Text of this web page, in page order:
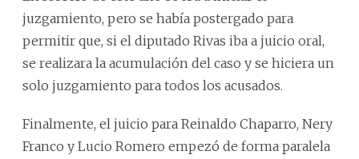
juzgamiento, pero se había postergado para
permitir que, si el diputado Rivas iba a juicio oral,
se realizara la acumulación del caso y se hiciera un
solo juzgamiento para todos los acusados.
Finalmente, el juicio para Reinaldo Chaparro, Nery
Franco y Lucio Romero empezó de forma paralela